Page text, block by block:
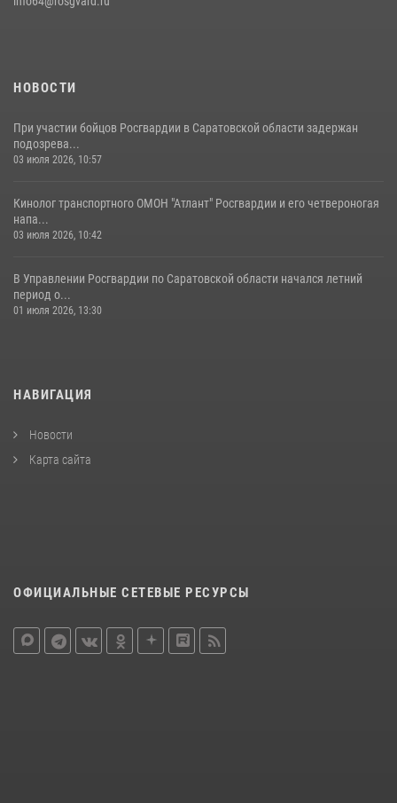
05 августа 2026, 12:55
НОВОСТИ
При участии бойцов Росгвардии в Саратовской области задержан
подозрева...
03 июля 2026, 10:57
Кинолог транспортного ОМОН "Атлант" Росгвардии и его четвероногая
напа...
03 июля 2026, 10:42
В Управлении Росгвардии по Саратовской области начался летний
период о...
01 июля 2026, 13:30
НАВИГАЦИЯ
Новости
Карта сайта
ОФИЦИАЛЬНЫЕ СЕТЕВЫЕ РЕСУРСЫ